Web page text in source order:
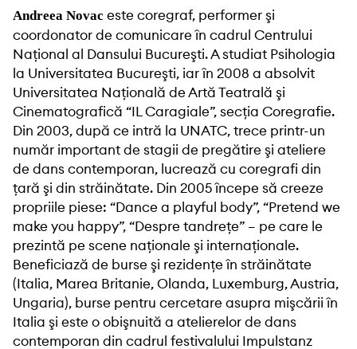
Andreea Novac este coregraf, performer şi
coordonator de comunicare în cadrul Centrului
Naţional al Dansului Bucureşti. A studiat Psihologia
la Universitatea Bucureşti, iar în 2008 a absolvit
Universitatea Naţională de Artă Teatrală şi
Cinematografică “IL Caragiale”, secţia Coregrafie.
Din 2003, după ce intră la UNATC, trece printr-un
număr important de stagii de pregătire şi ateliere
de dans contemporan, lucrează cu coregrafi din
ţară şi din străinătate. Din 2005 începe să creeze
propriile piese: “Dance a playful body”, “Pretend we
make you happy”, “Despre tandrețe” – pe care le
prezintă pe scene naţionale şi internaţionale.
Beneficiază de burse şi rezidenţe în străinătate
(Italia, Marea Britanie, Olanda, Luxemburg, Austria,
Ungaria), burse pentru cercetare asupra mişcării în
Italia şi este o obişnuită a atelierelor de dans
contemporan din cadrul festivalului Impulstanz